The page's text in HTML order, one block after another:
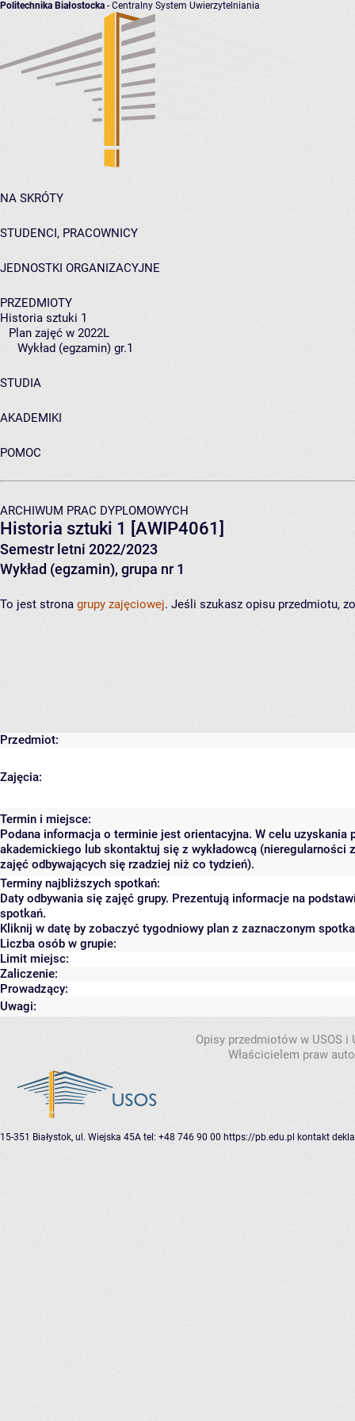
Politechnika Białostocka - Centralny System Uwierzytelniania
NA SKRÓTY
STUDENCI, PRACOWNICY
JEDNOSTKI ORGANIZACYJNE
PRZEDMIOTY
Historia sztuki 1
Plan zajęć w 2022L
Wykład (egzamin) gr.1
STUDIA
AKADEMIKI
POMOC
ARCHIWUM PRAC DYPLOMOWYCH
Historia sztuki 1 [AWIP4061]
Semestr letni 2022/2023
Wykład (egzamin), grupa nr 1
To jest strona grupy zajęciowej. Jeśli szukasz opisu przedmiotu,
Przedmiot:
Zajęcia:
Termin i miejsce:
Podana informacja o terminie jest orientacyjna. W celu
akademickiego lub skontaktuj się z wykładowcą (nieregularności
zajęć odbywających się rzadziej niż co tydzień).
Terminy najbliższych spotkań:
Daty odbywania się zajęć grupy. Prezentują informacje na
spotkań.
Kliknij w datę by zobaczyć tygodniowy plan z zaznaczonym
Liczba osób w grupie:
Limit miejsc:
Zaliczenie:
Prowadzący:
Uwagi:
Opisy przedmiotów w USOS
Właścicielem praw
15-351 Białystok, ul. Wiejska 45A tel: +48 746 90 00 https://pb.edu.pl kontakt